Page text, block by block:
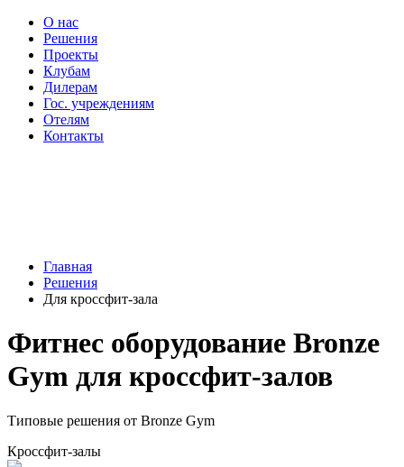
О нас
Решения
Проекты
Клубам
Дилерам
Гос. учреждениям
Отелям
Контакты
Главная
Решения
Для кроссфит-зала
Фитнес оборудование Bronze
Gym для кроссфит-залов
Типовые решения от Bronze Gym
Кроссфит-залы